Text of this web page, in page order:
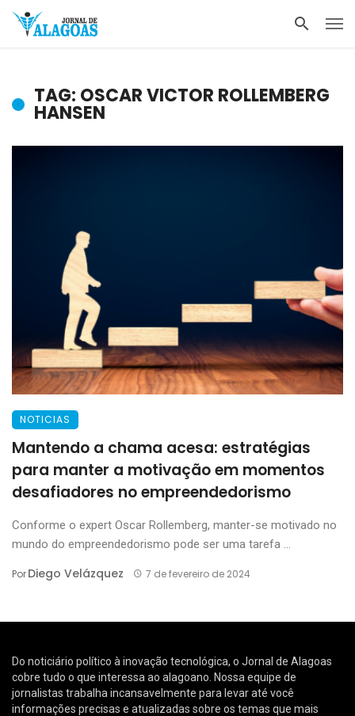
TAG: OSCAR VICTOR ROLLEMBERG
HANSEN
NOTICIAS
Mantendo a chama acesa: estratégias
para manter a motivação em momentos
desafiadores no empreendedorismo
Conforme o expert Oscar Rollemberg, manter-se motivado no
mundo do empreendedorismo pode ser uma tarefa ...
PorDiego Velázquez 7 de fevereiro de 2024
Do noticiário político à inovação tecnológica, o Jornal de Alagoas
cobre tudo o que interessa ao alagoano. Nossa equipe de
jornalistas trabalha incansavelmente para levar até você
informações precisas e atualizadas sobre os temas que mais